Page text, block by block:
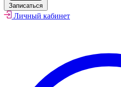
Записаться
Личный кабинет